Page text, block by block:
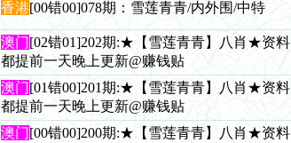
香港[00错00]078期：雪莲青青/内外围/中特
澳门[02错01]202期:★【雪莲青青】八肖★资料
都提前一天晚上更新@赚钱贴
澳门[01错00]201期:★【雪莲青青】八肖★资料
都提前一天晚上更新@赚钱贴
澳门[00错00]200期:★【雪莲青青】八肖★资料